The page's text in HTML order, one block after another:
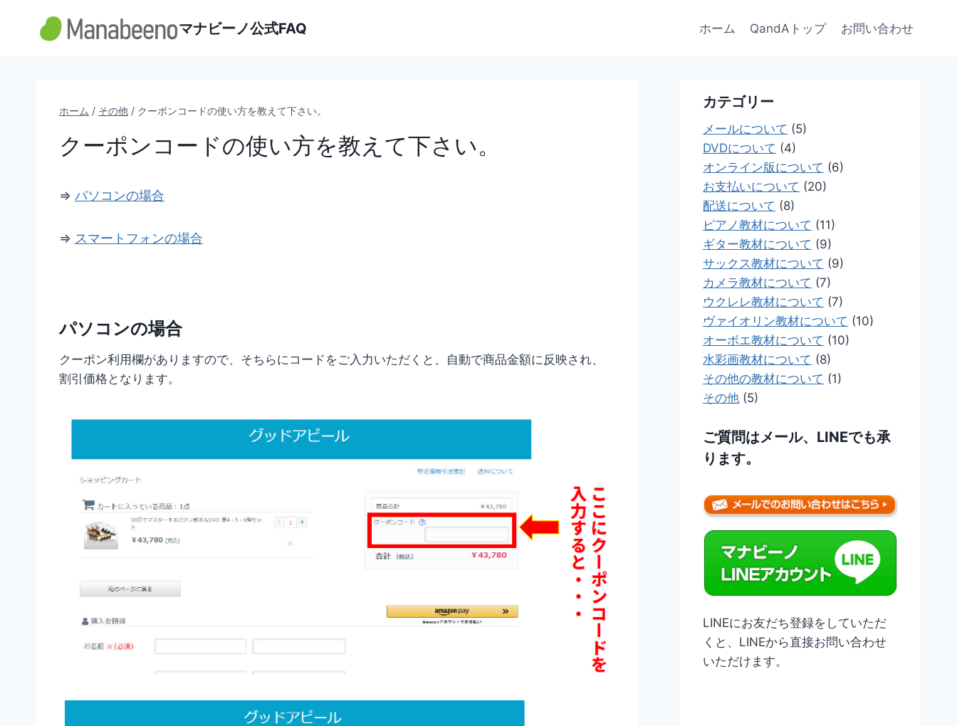
マナビーノ公式FAQ ホーム QandAトップ お問い合わせ
ホーム / その他 / クーポンコードの使い方を教えて下さい。
クーポンコードの使い方を教えて下さい。
⇒ パソコンの場合
⇒ スマートフォンの場合
パソコンの場合
クーポン利用欄がありますので、そちらにコードをご入力いただくと、自動で商品金額に反映され、
割引価格となります。
カテゴリー
メールについて (5)
DVDについて (4)
オンライン版について (6)
お支払いについて (20)
配送について (8)
ピアノ教材について (11)
ギター教材について (9)
サックス教材について (9)
カメラ教材について (7)
ウクレレ教材について (7)
ヴァイオリン教材について (10)
オーボエ教材について (10)
水彩画教材について (8)
その他の教材について (1)
その他 (5)
ご質問はメール、LINEでも承
ります。
LINEにお友だち登録をしていただ
くと、LINEから直接お問い合わせ
いただけます。